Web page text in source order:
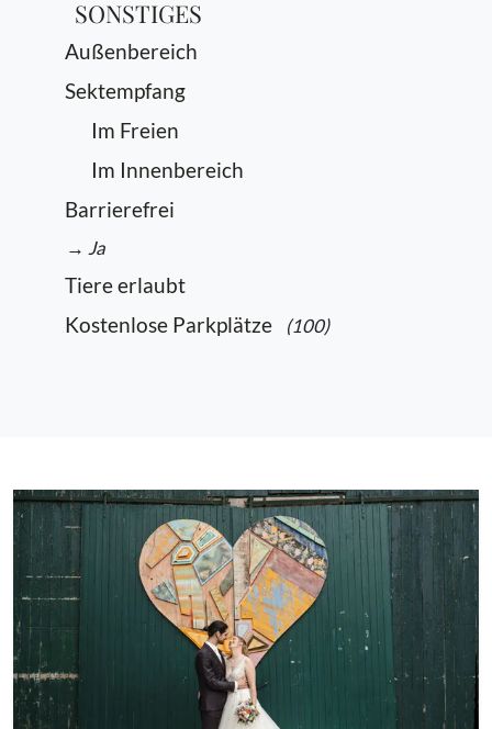
SONSTIGES
Außenbereich
Sektempfang
Im Freien
Im Innenbereich
Barrierefrei
→ Ja
Tiere erlaubt
Kostenlose Parkplätze
(100)